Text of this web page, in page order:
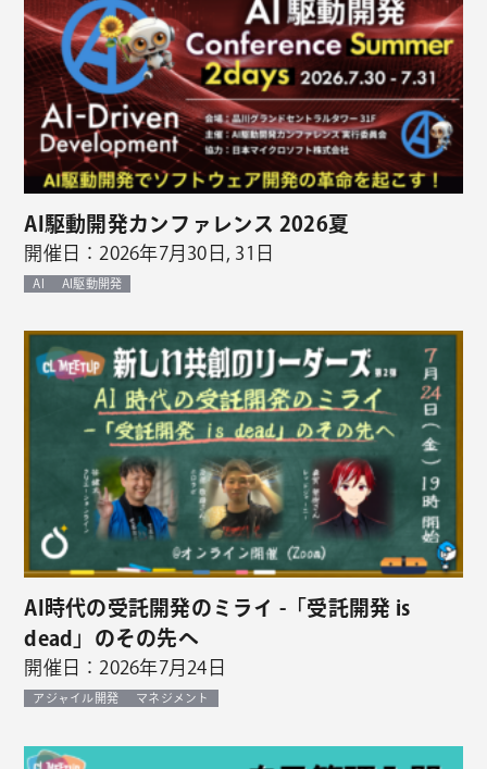
AI駆動開発カンファレンス 2026夏
開催日：2026年7月30日, 31日
AI AI駆動開発
AI時代の受託開発のミライ -「受託開発 is
dead」のその先へ
開催日：2026年7月24日
アジャイル開発 マネジメント